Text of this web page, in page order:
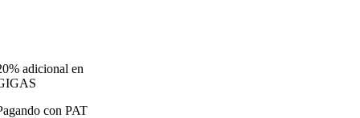
adicional en
con PAT